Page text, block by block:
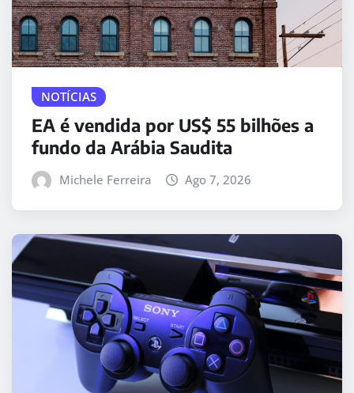
NOTÍCIAS
EA é vendida por US$ 55 bilhões a
fundo da Arábia Saudita
Michele Ferreira Ago 7, 2026